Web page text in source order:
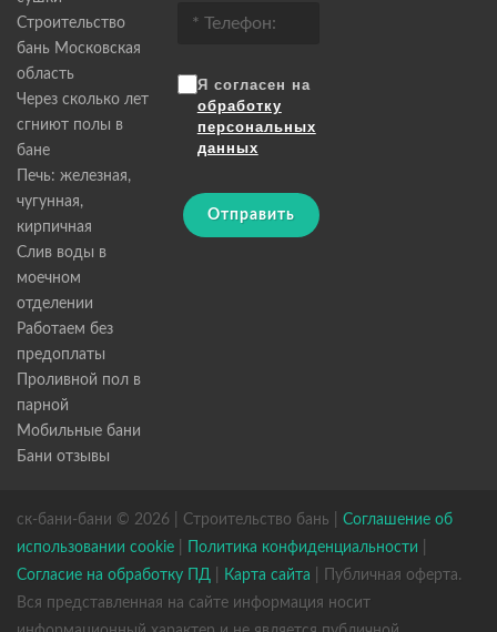
Строительство
бань Московская
область
Через сколько лет
сгниют полы в
бане
Печь: железная,
чугунная,
кирпичная
Слив воды в
моечном
отделении
Работаем без
предоплаты
Проливной пол в
парной
Мобильные бани
Бани отзывы
Я согласен на
обработку
персональных
данных
Отправить
ск-бани-бани © 2026 | Строительство бань | Соглашение об
использовании cookie
Политика конфиденциальности
Согласие на обработку ПД
Карта сайта | Публичная оферта.
Вся представленная на сайте информация носит